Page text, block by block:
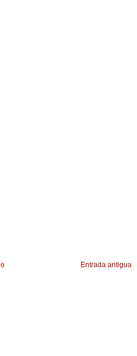
Entrada antigua